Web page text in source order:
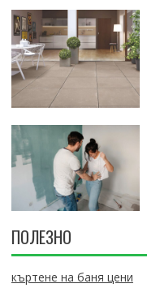
ПОЛЕЗНО
къртене на баня цени